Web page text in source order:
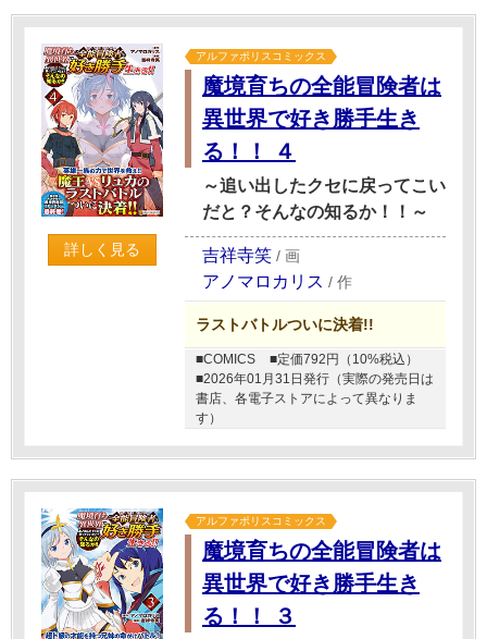
詳しく見る
アルファポリスコミックス
魔境育ちの全能冒険者は
異世界で好き勝手生き
る！！ ４
～追い出したクセに戻ってこい
だと？そんなの知るか！！～
吉祥寺笑 / 画
アノマロカリス / 作
ラストバトルついに決着!!
■COMICS
■定価792円（10%税込）
■2026年01月31日発行（実際の発売日は
書店、各電子ストアによって異なりま
す）
アルファポリスコミックス
魔境育ちの全能冒険者は
異世界で好き勝手生き
る！！ ３